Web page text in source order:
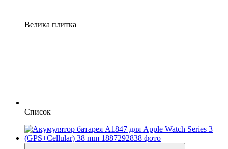
Велика плитка
Список